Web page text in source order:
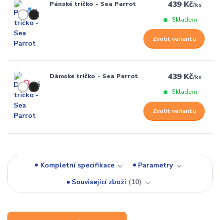
Pánské tričko - Sea Parrot 439 Kč/ks
Skladem
Zvolit variantu
Dámské tričko - Sea Parrot 439 Kč/ks
Skladem
Zvolit variantu
Kompletní specifikace
Parametry
Související zboží
10